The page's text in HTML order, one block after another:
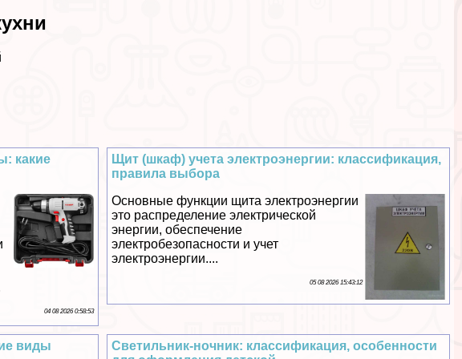
Щит (шкаф) учета электроэнергии: классификация,
правила выбора
Основные функции щита электроэнергии
это распределение электрической
энергии, обеспечение
электробезопасности и учет
электроэнергии....
05 08 2026 15:43:12
какие
04 08 2026 0:58:53
Светильник-ночник: классификация, особенности
виды